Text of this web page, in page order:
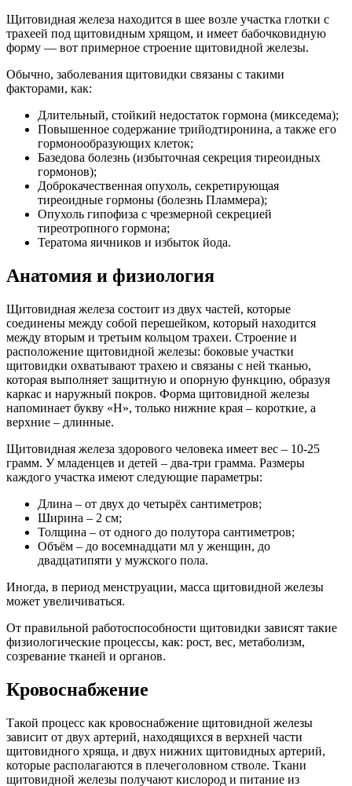
Щитовидная железа находится в шее возле участка глотки с
трахеей под щитовидным хрящом, и имеет бабочковидную
форму — вот примерное строение щитовидной железы.
Обычно, заболевания щитовидки связаны с такими
факторами, как:
Длительный, стойкий недостаток гормона (микседема);
Повышенное содержание трийодтиронина, а также его
гормонообразующих клеток;
Базедова болезнь (избыточная секреция тиреоидных
гормонов);
Доброкачественная опухоль, секретирующая
тиреоидные гормоны (болезнь Пламмера);
Опухоль гипофиза с чрезмерной секрецией
тиреотропного гормона;
Тератома яичников и избыток йода.
Анатомия и физиология
Щитовидная железа состоит из двух частей, которые
соединены между собой перешейком, который находится
между вторым и третьим кольцом трахеи. Строение и
расположение щитовидной железы: боковые участки
щитовидки охватывают трахею и связаны с ней тканью,
которая выполняет защитную и опорную функцию, образуя
каркас и наружный покров. Форма щитовидной железы
напоминает букву «Н», только нижние края – короткие, а
верхние – длинные.
Щитовидная железа здорового человека имеет вес – 10-25
грамм. У младенцев и детей – два-три грамма. Размеры
каждого участка имеют следующие параметры:
Длина – от двух до четырёх сантиметров;
Ширина – 2 см;
Толщина – от одного до полутора сантиметров;
Объём – до восемнадцати мл у женщин, до
двадцатипяти у мужского пола.
Иногда, в период менструации, масса щитовидной железы
может увеличиваться.
От правильной работоспособности щитовидки зависят такие
физиологические процессы, как: рост, вес, метаболизм,
созревание тканей и органов.
Кровоснабжение
Такой процесс как кровоснабжение щитовидной железы
зависит от двух артерий, находящихся в верхней части
щитовидного хряща, и двух нижних щитовидных артерий,
которые располагаются в плечеголовном стволе. Ткани
щитовидной железы получают кислород и питание из